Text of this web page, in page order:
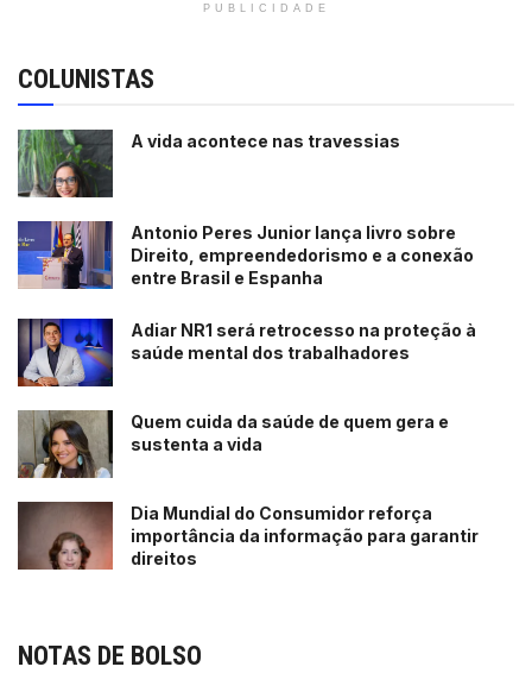
PUBLICIDADE
COLUNISTAS
A vida acontece nas travessias
Antonio Peres Junior lança livro sobre
Direito, empreendedorismo e a conexão
entre Brasil e Espanha
Adiar NR1 será retrocesso na proteção à
saúde mental dos trabalhadores
Quem cuida da saúde de quem gera e
sustenta a vida
Dia Mundial do Consumidor reforça
importância da informação para garantir
direitos
NOTAS DE BOLSO